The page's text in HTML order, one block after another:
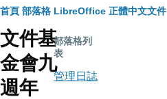
導
航
連
結
首頁 部落格 LibreOffice 正體中文文件
文件基
金會九
週年
部落格列
表
管理日誌